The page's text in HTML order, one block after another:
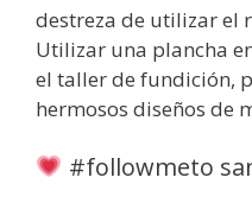
destreza de utilizar el
Utilizar una plancha
el taller de fundición,
hermosos diseños de
#followmeto